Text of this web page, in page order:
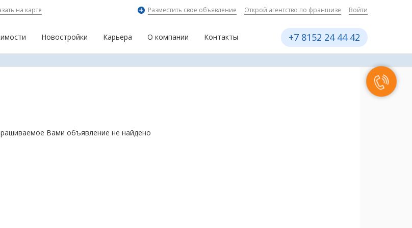
на карте Разместить свое объявление Открой агентство по франшизе Войти
Новостройки Карьера О компании Контакты +7 8152 24 44 42
Вами объявление не найдено